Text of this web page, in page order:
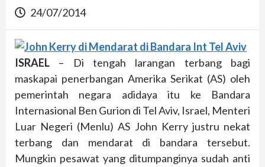
24/07/2014
ISRAEL – Di tengah larangan terbang bagi
maskapai penerbangan Amerika Serikat (AS) oleh
pemerintah negara adidaya itu ke Bandara
Internasional Ben Gurion di Tel Aviv, Israel, Menteri
Luar Negeri (Menlu) AS John Kerry justru nekat
terbang dan mendarat di bandara tersebut.
Mungkin pesawat yang ditumpanginya sudah anti